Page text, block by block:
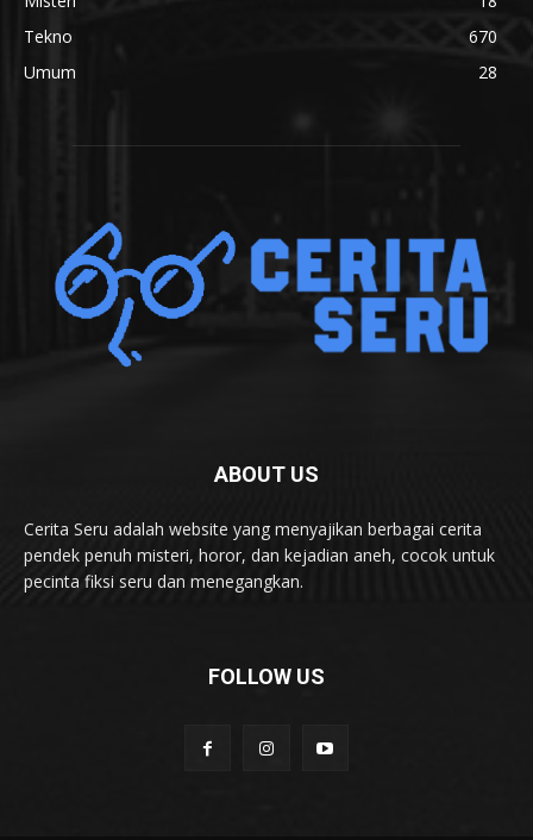
Tekno
670
Umum
28
ABOUT US
Cerita Seru adalah website yang menyajikan berbagai cerita
pendek penuh misteri, horor, dan kejadian aneh, cocok untuk
pecinta fiksi seru dan menegangkan.
FOLLOW US